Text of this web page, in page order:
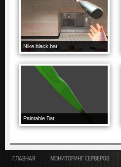
Nike black bat
Paintable Bat
ГЛАВНАЯ МОНИТОРИНГ СЕРВЕРОВ